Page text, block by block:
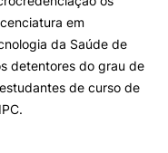
em
da Saúde de
detentores do grau de
de curso de